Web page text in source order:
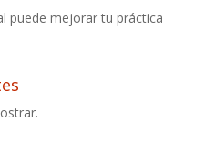
puede mejorar tu práctica